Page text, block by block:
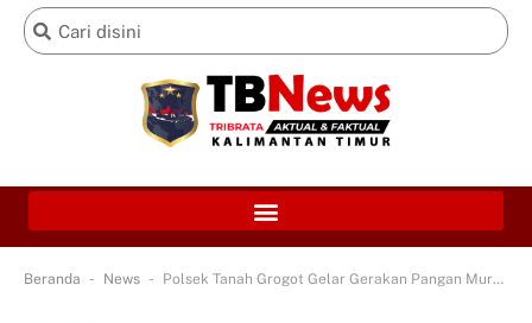
Beranda - News - Polsek Tanah Grogot Gelar Gerakan Pangan Murah untuk Bantu Masyarakat